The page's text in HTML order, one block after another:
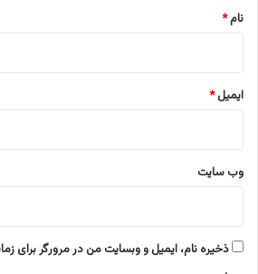
نام*
ایمیل*
وب‌ سایت
ذخیره نام، ایمیل و وبسایت من در مرورگر برای